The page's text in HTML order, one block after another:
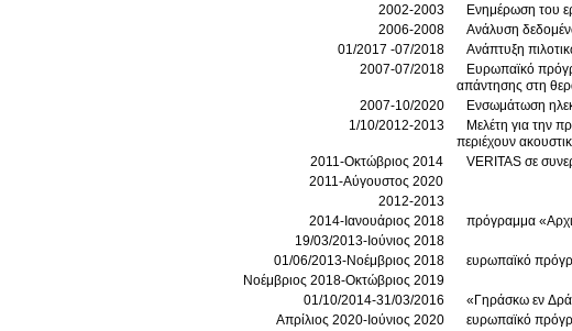
2002-2003
Ενημέρωση του
2006-2008
Ανάλυση
01/2017 -07/2018
Ανάπτυξη
2007-07/2018
Ευρωπαϊκό πρόγραμμα EDAR,
απάντησης
2007-10/2020
Ενσωμάτωση
1/10/2012-2013
Μελέτη για την
περιέχουν
2011-Οκτώβριος 2014
VERITAS σε
2011-Αύγουστος 2020
2012-2013
2014-Ιανουάριος 2018
πρόγραμμα
19/03/2013-Ιούνιος 2018
01/06/2013-Νοέμβριος 2018
ευρωπαϊκό
Νοέμβριος 2018-Οκτώβριος 2019
01/10/2014-31/03/2016
«Γηράσκω εν
Απρίλιος 2020-Ιούνιος 2020
ευρωπαϊκό